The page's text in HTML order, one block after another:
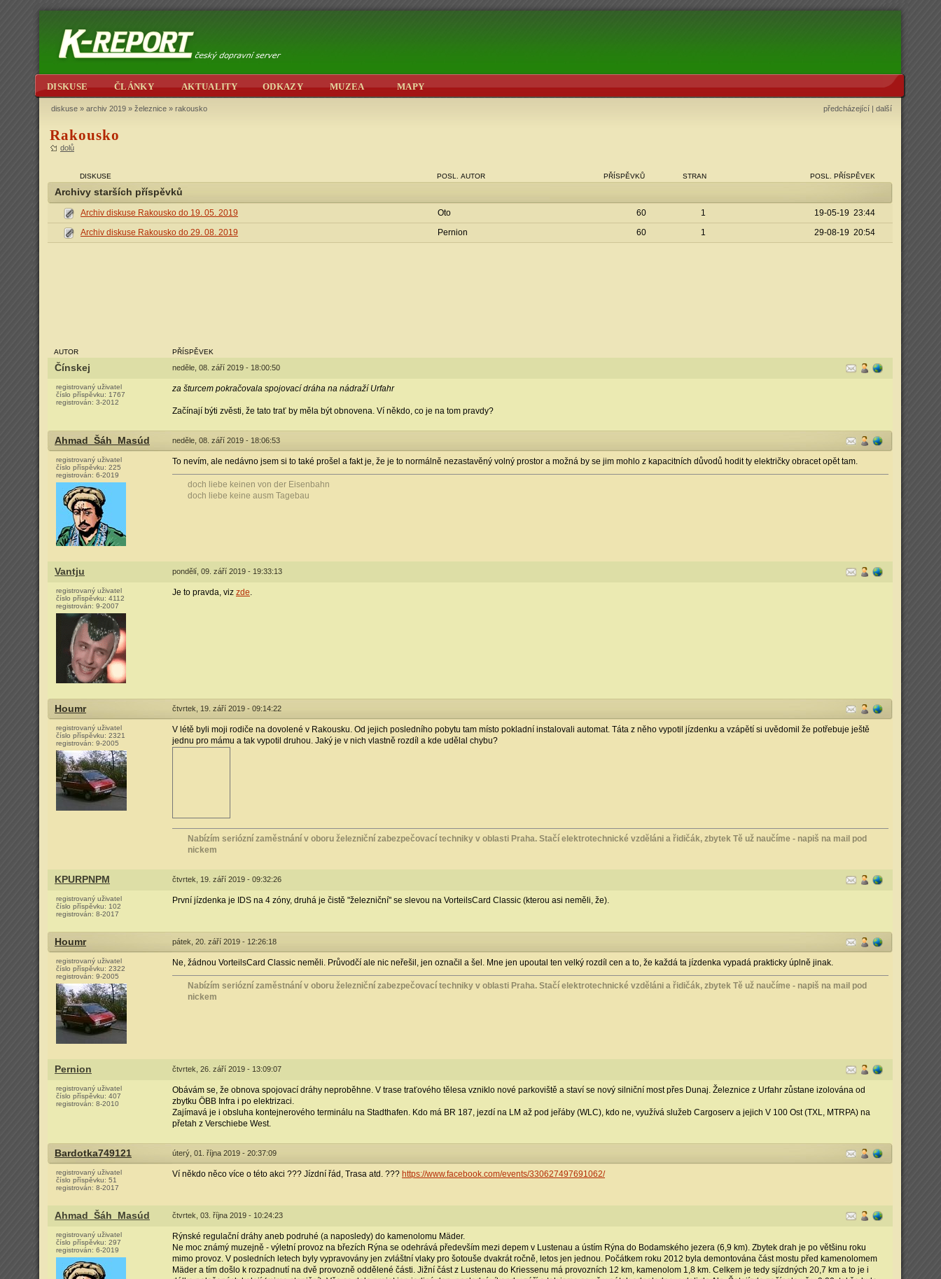
DISKUSE ČLÁNKY AKTUALITY ODKAZY MUZEA MAPY
diskuse » archiv 2019 » železnice » rakousko předcházející | další
Rakousko
dolů
DISKUSE POSL. AUTOR PŘÍSPĚVKŮ STRAN POSL. PŘÍSPĚVEK
Archivy starších příspěvků
Archiv diskuse Rakousko do 19. 05. 2019 Oto 60 1
19-05-19 23:44
Archiv diskuse Rakousko do 29. 08. 2019
Pernion 60 1 29-08-19 20:54
AUTOR PŘÍSPĚVEK
Čínskej neděle, 08. září 2019 - 18:00:50
registrovaný uživatel
číslo příspěvku: 1767
registrován: 3-2012
za šturcem pokračovala spojovací dráha na nádraží Urfahr
Začínají býti zvěsti, že tato trať by měla být obnovena. Ví někdo, co je na tom pravdy?
Ahmad_Šáh_Masúd neděle, 08. září 2019 - 18:06:53
registrovaný uživatel
číslo příspěvku: 225
registrován: 6-2019
To nevím, ale nedávno jsem si to také prošel a fakt je, že je to normálně nezastavěný volný prostor a možná by se jim mohlo z kapacitních důvodů hodit ty električky obracet opět tam.
doch liebe keinen von der Eisenbahn
doch liebe keine ausm Tagebau
Vantju pondělí, 09. září 2019 - 19:33:13
registrovaný uživatel
číslo příspěvku: 4112
registrován: 9-2007
Je to pravda, viz zde.
Houmr čtvrtek, 19. září 2019 - 09:14:22
registrovaný uživatel
číslo příspěvku: 2321
registrován: 9-2005
V létě byli moji rodiče na dovolené v Rakousku. Od jejich posledního pobytu tam místo pokladní instalovali automat. Táta z něho vypotil jízdenku a vzápětí si uvědomil že potřebuje ještě
jednu pro mámu a tak vypotil druhou. Jaký je v nich vlastně rozdíl a kde udělal chybu?
Nabízím seriózní zaměstnání v oboru železniční zabezpečovací techniky v oblasti Praha. Stačí elektrotechnické vzděláni a řidičák, zbytek Tě už naučíme - napiš na mail pod
nickem
KPURPNPM čtvrtek, 19. září 2019 - 09:32:26
registrovaný uživatel
číslo příspěvku: 102
registrován: 8-2017
První jízdenka je IDS na 4 zóny, druhá je čistě "železniční" se slevou na VorteilsCard Classic (kterou asi neměli, že).
Houmr pátek, 20. září 2019 - 12:26:18
registrovaný uživatel
číslo příspěvku: 2322
registrován: 9-2005
Ne, žádnou VorteilsCard Classic neměli. Průvodčí ale nic neřešil, jen označil a šel. Mne jen upoutal ten velký rozdíl cen a to, že každá ta jízdenka vypadá prakticky úplně jinak.
Nabízím seriózní zaměstnání v oboru železniční zabezpečovací techniky v oblasti Praha. Stačí elektrotechnické vzděláni a řidičák, zbytek Tě už naučíme - napiš na mail pod
nickem
Pernion čtvrtek, 26. září 2019 - 13:09:07
registrovaný uživatel
číslo příspěvku: 407
registrován: 8-2010
Obávám se, že obnova spojovací dráhy neproběhne. V trase traťového tělesa vzniklo nové parkoviště a staví se nový silniční most přes Dunaj. Železnice z Urfahr zůstane izolována od
zbytku ÖBB Infra i po elektrizaci.
Zajímavá je i obsluha kontejnerového terminálu na Stadthafen. Kdo má BR 187, jezdí na LM až pod jeřáby (WLC), kdo ne, využívá služeb Cargoserv a jejich V 100 Ost (TXL, MTRPA) na
přetah z Verschiebe West.
Bardotka749121 úterý, 01. října 2019 - 20:37:09
registrovaný uživatel
číslo příspěvku: 51
registrován: 8-2017
Ví někdo něco více o této akci ??? Jízdní řád, Trasa atd. ??? https://www.facebook.com/events/330627497691062/
Ahmad_Šáh_Masúd čtvrtek, 03. října 2019 - 10:24:23
registrovaný uživatel
číslo příspěvku: 297
registrován: 6-2019
Rýnské regulační dráhy aneb podruhé (a naposledy) do kamenolomu Mäder.
Ne moc známý muzejně - výletní provoz na březích Rýna se odehrává především mezi depem v Lustenau a ústím Rýna do Bodamského jezera (6,9 km). Zbytek drah je po většinu roku
mimo provoz. V posledních letech byly vypravovány jen zvláštní vlaky pro šotouše dvakrát ročně, letos jen jednou. Počátkem roku 2012 byla demontována část mostu před kamenolomem
Mäder a tím došlo k rozpadnutí na dvě provozně oddělené části. Jižní část z Lustenau do Kriessenu má provozních 12 km, kamenolom 1,8 km. Celkem je tedy sjízdných 20,7 km a to je i